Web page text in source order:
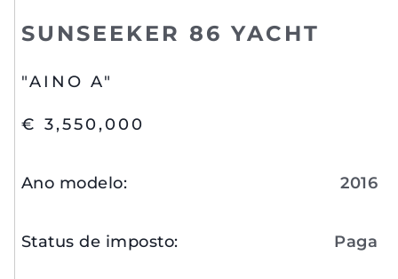
SUNSEEKER 86 YACHT
"AINO A"
€ 3,550,000
Ano modelo: 2016
Status de imposto: Paga